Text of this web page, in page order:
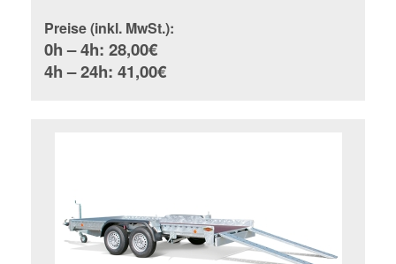
Preise (inkl. MwSt.):
0h – 4h: 28,00€
4h – 24h: 41,00€